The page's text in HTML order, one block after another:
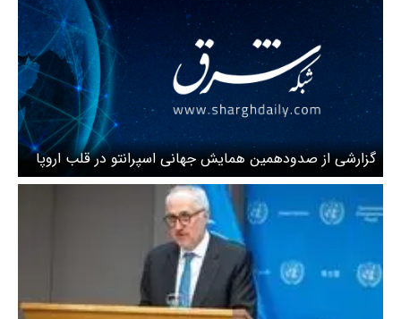
گزارشی از صدودهمین همایش جهانی اسپرانتو در قلب اروپا